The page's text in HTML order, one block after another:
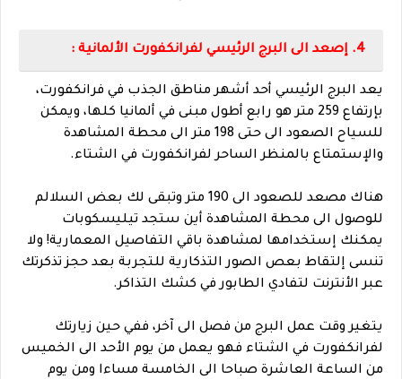
4. إصعد الى البرج الرئيسي لفرانكفورت الألمانية :
يعد البرج الرئيسي أحد أشهر مناطق الجذب في فرانكفورت،
بإرتفاع 259 متر هو رابع أطول مبنى في ألمانيا كلها، ويمكن
للسياح الصعود الى حتى 198 متر الى محطة المشاهدة
والإستمتاع بالمنظر الساحر لفرانكفورت في الشتاء.
هناك مصعد للصعود الى 190 متر وتبقى لك بعض السلالم
للوصول الى محطة المشاهدة أين ستجد تيليسكوبات
يمكنك إستخدامها لمشاهدة باقي التفاصيل المعمارية! ولا
تنسى إلتقاط بعص الصور التذكارية للتجربة بعد حجز تذكرتك
عبر الأنترنت لتفادي الطابور في كشك التذاكر.
يتغير وقت عمل البرج من فصل الى آخر، ففي حين زيارتك
لفرانكفورت في الشتاء فهو يعمل من يوم الأحد الى الخميس
من الساعة العاشرة صباحا الى الخامسة مساءا ومن يوم